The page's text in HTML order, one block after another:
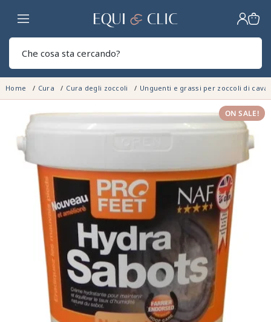
Casa
Home Cura Cura degli zoccoli Unguenti e grassi per zoccoli di
ON SALE!